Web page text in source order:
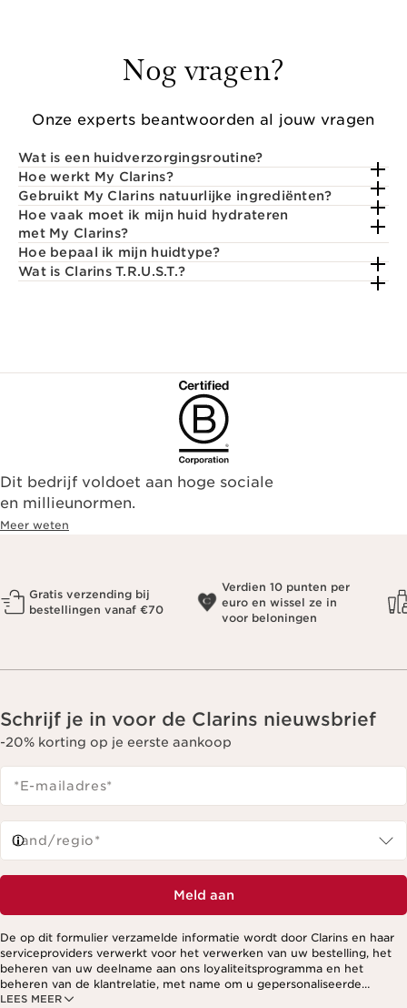
Nog vragen?
Onze experts beantwoorden al jouw vragen
Wat is een huidverzorgingsroutine?
Hoe werkt My Clarins?
Gebruikt My Clarins natuurlijke ingrediënten?
Hoe vaak moet ik mijn huid hydrateren
met My Clarins?
Hoe bepaal ik mijn huidtype?
Wat is Clarins T.R.U.S.T.?
Dit bedrijf voldoet aan hoge sociale
en millieunormen.
Meer weten
Gratis verzending bij
bestellingen vanaf €70
Verdien 10 punten per
euro en wissel ze in
voor beloningen
Schrijf je in voor de Clarins nieuwsbrief
-20% korting op je eerste aankoop
*E-mailadres*
Land/regio*
Meld aan
LEES MEER
De op dit formulier verzamelde informatie wordt door Clarins en haar
serviceproviders verwerkt voor het verwerken van uw bestelling, het
beheren van uw deelname aan ons loyaliteitsprogramma en het
beheren van de klantrelatie, met name om u gepersonaliseerde
aanbiedingen te kunnen sturen op basis van uw eerdere aankopen en